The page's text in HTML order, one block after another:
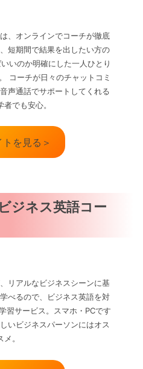
、オンラインでコーチが徹底
短期間で結果を出したい方の
いのか明確にした一人ひとり
コーチが日々のチャットコミ
声通話でサポートしてくれる
でも安心。
を見る＞
ジネス英語コー
リアルなビジネスシーンに基
べるので、ビジネス英語を対
習サービス。スマホ・PCです
いビジネスパーソンにはオス
メ。